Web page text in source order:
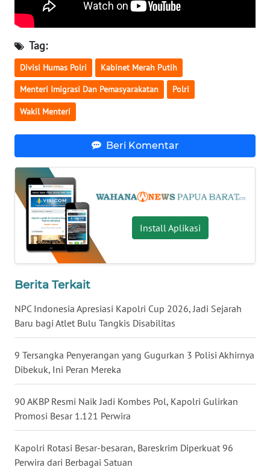
Tag:
Divisi Humas Polri Kabinet Merah Putih
Menteri Imigrasi Dan Pemasyarakatan Polri
Wakil Menteri
Beri Komentar
Install Aplikasi
Berita Terkait
NPC Indonesia Apresiasi Kapolri Cup 2026, Jadi Sejarah
Baru bagi Atlet Bulu Tangkis Disabilitas
9 Tersangka Penyerangan yang Gugurkan 3 Polisi Akhirnya
Dibekuk, Ini Peran Mereka
90 AKBP Resmi Naik Jadi Kombes Pol, Kapolri Gulirkan
Promosi Besar 1.121 Perwira
Kapolri Rotasi Besar-besaran, Bareskrim Diperkuat 96
Perwira dari Berbagai Satuan
WN
JOGJA
WN
WN
BALI
WN
KALBAR
WN
KALTENG
WN
KALTARA
WN
KALSEL
WN